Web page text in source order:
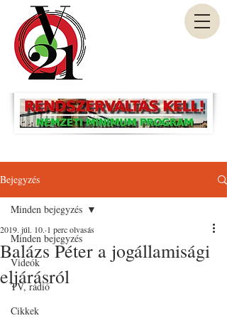
Bejegyzés
Minden bejegyzés
Videók
TV, rádió
Cikkek
Minden bejegyzés
Balázs Péter a jogállamisági
eljárásról
2019. júl. 10. 1 perc olvasás